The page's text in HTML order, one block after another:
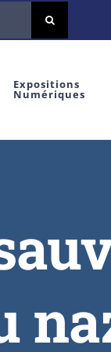
Expositions
Numériques